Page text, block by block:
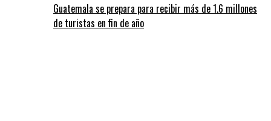
Guatemala se prepara para recibir más de 1.6 millones
de turistas en fin de año